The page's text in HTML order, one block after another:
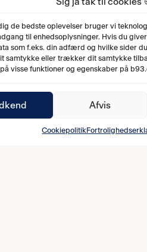
de bedste oplevelser bruger vi
til enhedsoplysninger. Hvis du
som f.eks. din adfærd og hvilke sider
samtykke eller trækker dit samtykke
visse funktioner og egenskaber på
Afvis
Cookiepolitik